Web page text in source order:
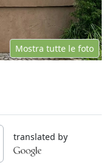
Mostra tutte le foto
translated by